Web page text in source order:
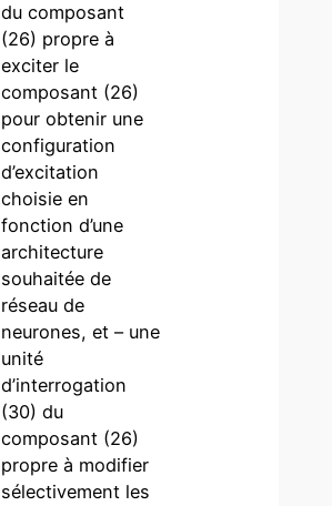
du composant
(26) propre à
exciter le
composant (26)
pour obtenir une
configuration
d’excitation
choisie en
fonction d’une
architecture
souhaitée de
réseau de
neurones, et – une
unité
d’interrogation
(30) du
composant (26)
propre à modifier
sélectivement les